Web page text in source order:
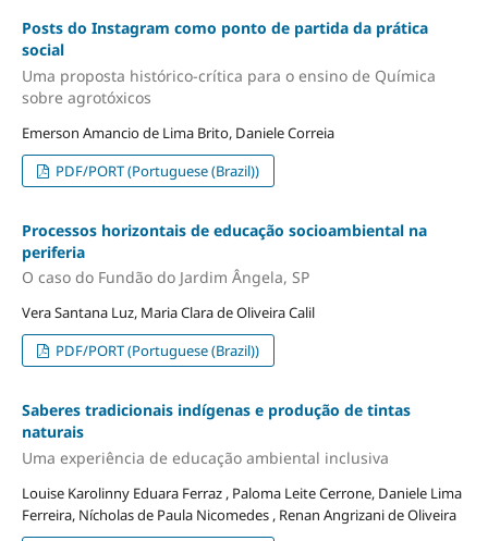
Posts do Instagram como ponto de partida da prática
social
Uma proposta histórico-crítica para o ensino de Química
sobre agrotóxicos
Emerson Amancio de Lima Brito, Daniele Correia
PDF/PORT (Portuguese (Brazil))
Processos horizontais de educação socioambiental na
periferia
O caso do Fundão do Jardim Ângela, SP
Vera Santana Luz, Maria Clara de Oliveira Calil
PDF/PORT (Portuguese (Brazil))
Saberes tradicionais indígenas e produção de tintas
naturais
Uma experiência de educação ambiental inclusiva
Louise Karolinny Eduara Ferraz , Paloma Leite Cerrone, Daniele Lima
Ferreira, Nícholas de Paula Nicomedes , Renan Angrizani de Oliveira